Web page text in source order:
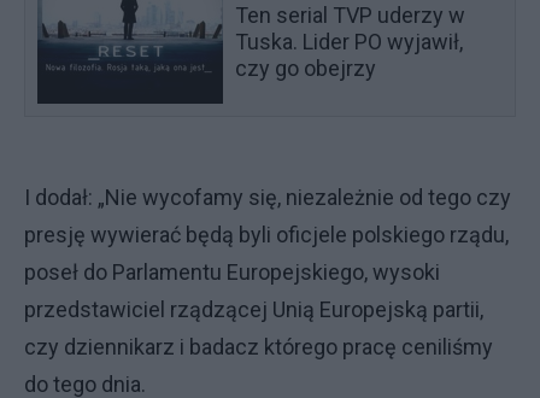
Ten serial TVP uderzy w
Tuska. Lider PO wyjawił,
czy go obejrzy
I dodał: „Nie wycofamy się, niezależnie od tego czy
presję wywierać będą byli oficjele polskiego rządu,
poseł do Parlamentu Europejskiego, wysoki
przedstawiciel rządzącej Unią Europejską partii,
czy dziennikarz i badacz którego pracę ceniliśmy
do tego dnia.